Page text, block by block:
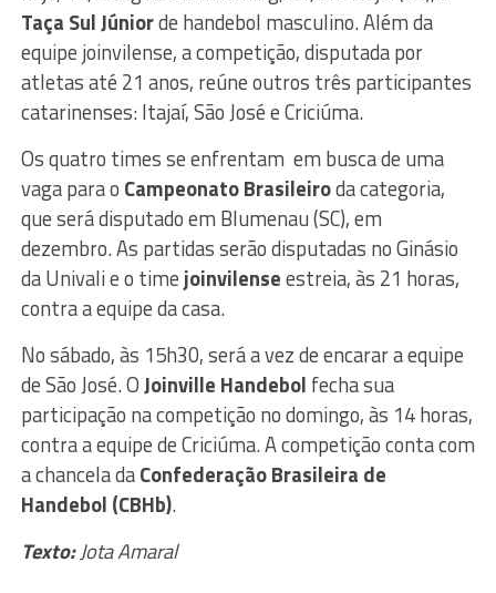
Taça Sul Júniorde handebol masculino. Além da
equipe joinvilense, a competição, disputada por
atletas até 21 anos, reúne outros três participantes
catarinenses: Itajaí, São José e Criciúma.
Os quatro times se enfrentam em busca de uma
vaga para o Campeonato Brasileiroda categoria,
que será disputado em Blumenau (SC), em
dezembro. As partidas serão disputadas no Ginásio
da Univali e o timejoinvilenseestreia, às 21 horas,
contra a equipe da casa.
No sábado, às 15h30, será a vez de encarar a equipe
de São José. OJoinville Handebol fecha sua
participação na competição no domingo, às 14 horas,
contra a equipe de Criciúma. A competição conta com
a chancela daConfederação Brasileira de
Handebol (CBHb).
Texto:Jota Amaral